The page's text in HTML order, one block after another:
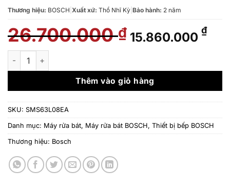
Thương hiệu: BOSCH Xuất xứ: Thổ Nhĩ Kỳ Bảo hành: 2 năm
26.700.000₫ Giá
gốc
26.700.000 ₫.
15.860.000 ₫Giá
là:
Máy rửa bát Bosch SMS63L08EA số lượng
Thêm vào giỏ hàng
SKU: SMS63L08EA
Danh mục: Máy rửa bát, Máy rửa bát BOSCH, Thiết bị bếp BOSCH
Thương hiệu: Bosch